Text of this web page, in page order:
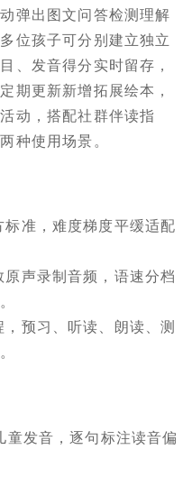
弹出图文问答检测理解
位孩子可分别建立独立
、发音得分实时留存，
期更新新增拓展绘本，
动，搭配社群伴读指
种使用场景。
准，难度梯度平缓适配
声录制音频，语速分档
预习、听读、朗读、测
发音，逐句标注读音偏